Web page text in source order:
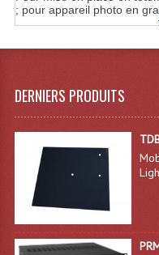
; pour appareil photo en gra
DERNIERS PRODUITS